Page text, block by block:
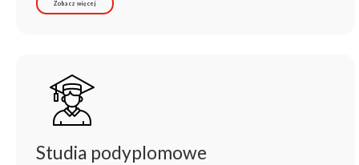
Zobacz więcej
Studia podyplomowe